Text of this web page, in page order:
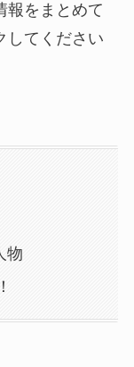
報をまとめて
してください
物